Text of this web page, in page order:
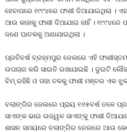
ହେବାପରେ ୧୯୯୪ରେ ଫାଶୀ ଦିଆଯାଇଥିଲା ।
ଆଉ କାହାକୁ ଫାଶୀ ଦିଆଯାଇ ନାହିଁ । ୧୯୯୪ରେ
ଜଣେ ଘାତକକୁ ଅଣାଯାଇଥିଲା ।
ପ୍ରତିବର୍ଷ ବ୍ରହ୍ମପୁର ଜେଲରେ ଏହି
ଉପଚାର କରି ସାଇତି ରଖାଯାଇଛି । ଦୁଇଟି
ବିମ୍‍ ରହିଛି ଓ ତାହା ତଳକୁ ଫାଶୀ ମଞ୍ଚର ଏକ
ବଲାଙ୍ଗିର ଜେଲରେ ପ୍ରାୟ ୧୬୫ବର୍ଷ ତଳେ
ସାଏଙ୍କ ଭାଇ ଉଜ୍ୱଳ ସାଏଙ୍କୁ ଫାଶୀ
ଶାସନ ସମୟରେ ବଲାଙ୍ଗିର ଜେଲରେ ଆଉ